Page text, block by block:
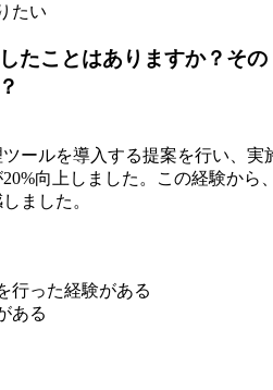
たい
たことはありますか？その
ールを導入する提案を行い、実
向上しました。この経験から
ました。
行った経験がある
ある